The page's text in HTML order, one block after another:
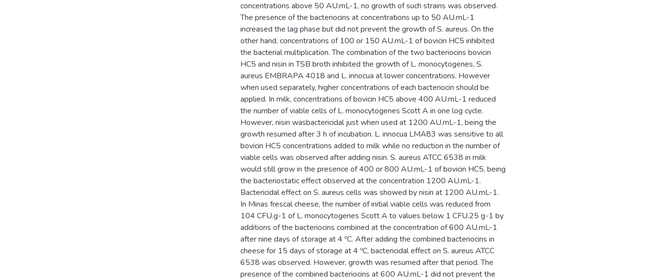
concentrations above 50 AU.mL-1, no growth of such strains was observed.
The presence of the bacteriocins at concentrations up to 50 AU.mL-1
increased the lag phase but did not prevent the growth of S. aureus. On the
other hand, concentrations of 100 or 150 AU.mL-1 of bovicin HC5 inhibited
the bacterial multiplication. The combination of the two bacteriocins bovicin
HC5 and nisin in TSB broth inhibited the growth of L. monocytogenes, S.
aureus EMBRAPA 4018 and L. innocua at lower concentrations. However
when used separately, higher concentrations of each bacteriocin should be
applied. In milk, concentrations of bovicin HC5 above 400 AU.mL-1 reduced
the number of viable cells of L. monocytogenes Scott A in one log cycle.
However, nisin wasbactericidal just when used at 1200 AU.mL-1, being the
growth resumed after 3 h of incubation. L. innocua LMA83 was sensitive to all
bovicin HC5 concentrations added to milk while no reduction in the number of
viable cells was observed after adding nisin. S. aureus ATCC 6538 in milk
would still grow in the presence of 400 or 800 AU.mL-1 of bovicin HC5, being
the bacteriostatic effect observed at the concentration 1200 AU.mL-1.
Bactericidal effect on S. aureus cells was showed by nisin at 1200 AU.mL-1.
In Minas frescal cheese, the number of initial viable cells was reduced from
104 CFU.g-1 of L. monocytogenes Scott A to values below 1 CFU.25 g-1 by
additions of the bacteriocins combined at the concentration of 600 AU.mL-1
after nine days of storage at 4 ºC. After adding the combined bacteriocins in
cheese for 15 days of storage at 4 ºC, bactericidal effect on S. aureus ATCC
6538 was observed. However, growth was resumed after that period. The
presence of the combined bacteriocins at 600 AU.mL-1 did not prevent the